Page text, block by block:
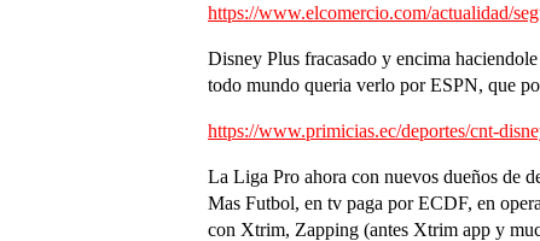
https://www.elcomercio.com/actualidad/
Disney Plus fracasado y encima
todo mundo queria verlo por ESPN, que
https://www.primicias.ec/deportes/cnt-
La Liga Pro ahora con nuevos dueños de
Mas Futbol, en tv paga por ECDF, en
con Xtrim, Zapping (antes Xtrim app y